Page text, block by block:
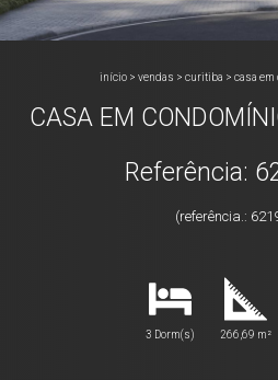
início> vendas > curitiba > casa em
CASA EM
Referência:
(referência.:
3 Dorm(s) 266,69 m²